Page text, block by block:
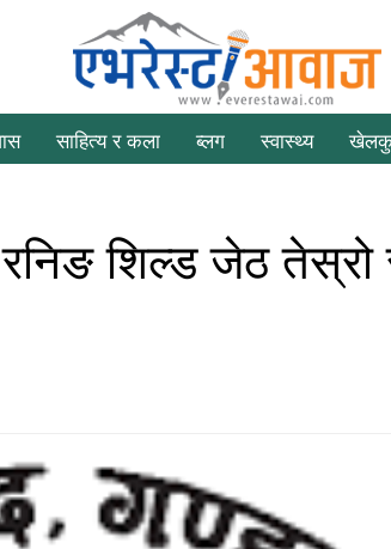
साहित्य र कला ब्लग स्वास्थ्य
शिल्ड जेठ तेस्रो